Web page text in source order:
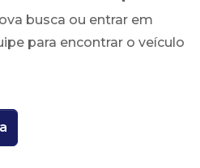
busca ou entrar em
para encontrar o veículo